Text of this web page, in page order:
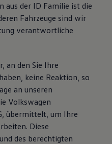
aus der ID Familie ist die
Fahrzeuge sind wir
verantwortliche
an den Sie Ihre
keine Reaktion, so
an unseren
Volkswagen
übermittelt, um Ihre
Diese
des berechtigten